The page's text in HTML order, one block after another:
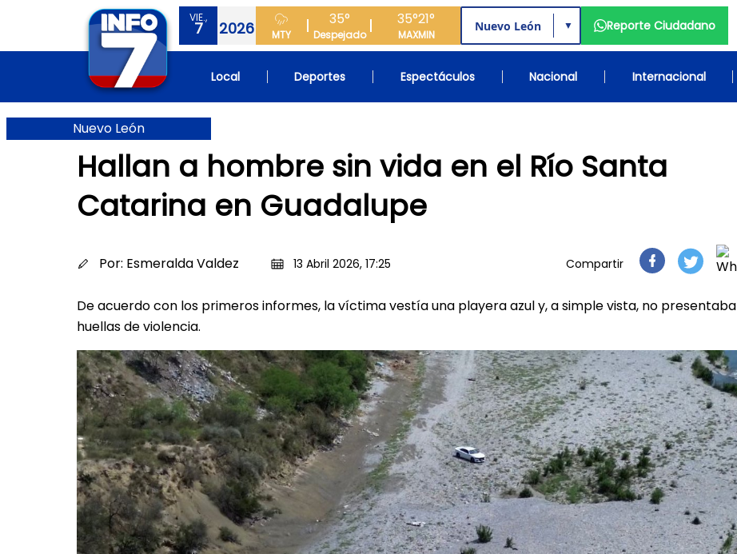
VIE.,
7 2026 MTY
35°
Despejado
35°
MAX
21°
MIN
▼ Reporte Ciudadano
Local Deportes Espectáculos Nacional Internacional
Nuevo León
Hallan a hombre sin vida en el Río Santa
Catarina en Guadalupe
Por: Esmeralda Valdez 13 Abril 2026, 17:25 Compartir
De acuerdo con los primeros informes, la víctima vestía una playera azul y, a simple vista, no presentaba
huellas de violencia.